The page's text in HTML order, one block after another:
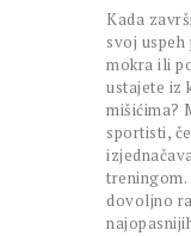
Kada
svoj
mokra ili
ustajete iz
mišićima?
sportisti,
treningom.
dovoljno